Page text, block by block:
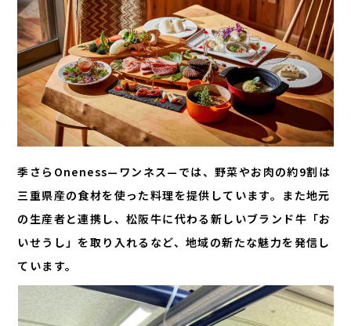
季さらOneness—ワンネス—では、野菜やお肉の約9割は
三重県産の食材を使った料理を提供しています。また地元
の生産者と連携し、松阪牛に代わる新しいブランド牛「お
いせうし」を取り入れるなど、地域の新たな魅力を発信し
ています。